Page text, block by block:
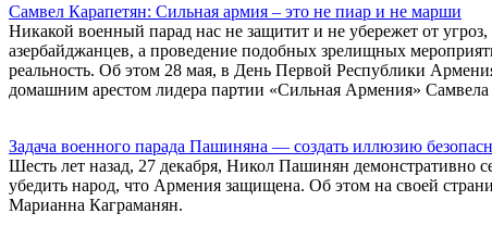
Самвел Карапетян: Сильная армия – это не пиар и не марши
Никакой военный парад нас не защитит и не убережет от угроз,
азербайджанцев, а проведение подобных зрелищных
реальность. Об этом 28 мая, в День Первой Республики
домашним арестом лидера партии «Сильная Армения» Самвела
Задача военного парада Пашиняна — создать иллюзию
Шесть лет назад, 27 декабря, Никол Пашинян демонстративно
убедить народ, что Армения защищена. Об этом на своей
Марианна Каграманян.